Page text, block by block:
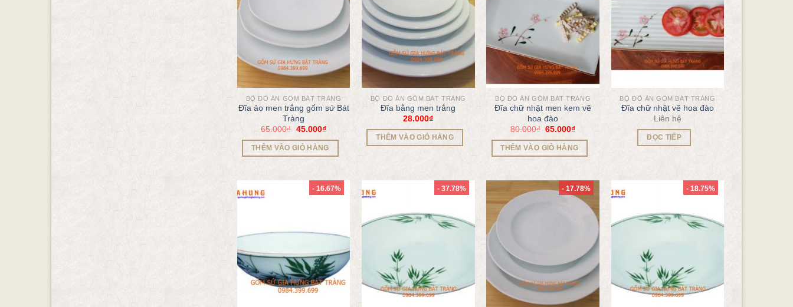
BỘ ĐỒ ĂN GỐM BÁT TRÀNG
Đĩa ảo men trắng gốm sứ Bát
Tràng
65.000₫ 45.000₫
THÊM VÀO GIỎ HÀNG
BỘ ĐỒ ĂN GỐM BÁT TRÀNG
Đĩa bằng men trắng
28.000₫
THÊM VÀO GIỎ HÀNG
BỘ ĐỒ ĂN GỐM BÁT TRÀNG
Đĩa chữ nhật men kem vẽ
hoa đào
80.000₫ 65.000₫
THÊM VÀO GIỎ HÀNG
BỘ ĐỒ ĂN GỐM BÁT TRÀNG
Đĩa chữ nhật vẽ hoa đào
Liên hệ
ĐỌC TIẾP
- 16.67% - 37.78% - 17.78% - 18.75%